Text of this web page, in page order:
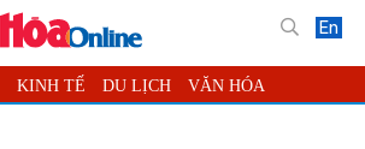
En
KINH TẾ DU LỊCH VĂN HÓA